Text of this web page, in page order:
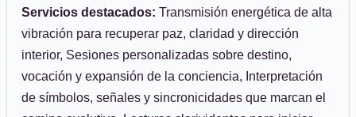
Servicios destacados: Transmisión energética de alta
vibración para recuperar paz, claridad y dirección
interior, Sesiones personalizadas sobre destino,
vocación y expansión de la conciencia, Interpretación
de símbolos, señales y sincronicidades que marcan el